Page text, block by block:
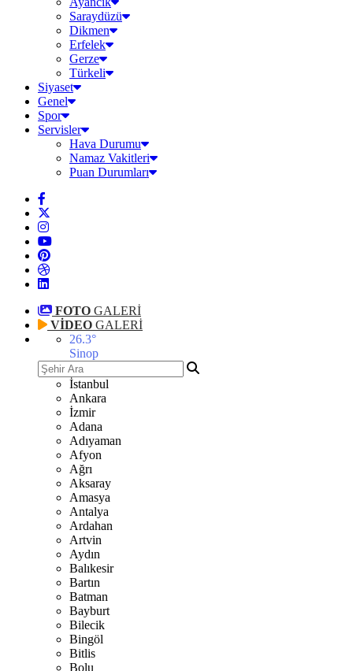
Saraydüzü
Dikmen
Erfelek
Gerze
Türkeli
Siyaset
Genel
Spor
Servisler
Hava Durumu
Namaz Vakitleri
Puan Durumları
FOTO GALERİ
VİDEO GALERİ
26.3°
Sinop
İstanbul
Ankara
İzmir
Adana
Adıyaman
Afyon
Ağrı
Aksaray
Amasya
Antalya
Ardahan
Artvin
Aydın
Balıkesir
Bartın
Batman
Bayburt
Bilecik
Bingöl
Bitlis
Bolu